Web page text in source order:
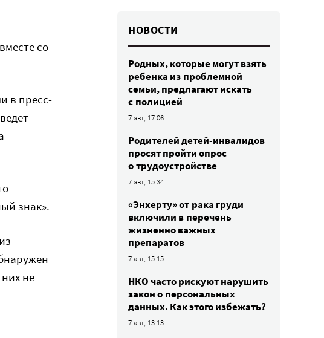
со
в пресс-
знак».
не
НОВОСТИ
Родных, которые могут взять
ребенка из проблемной
семьи, предлагают искать
с полицией
7 авг, 17:06
Родителей детей-инвалидов
просят пройти опрос
о трудоустройстве
7 авг, 15:34
«Энхерту» от рака груди
включили в перечень
жизненно важных
препаратов
7 авг, 15:15
НКО часто рискуют нарушить
закон о персональных
данных. Как этого избежать?
7 авг, 13:13